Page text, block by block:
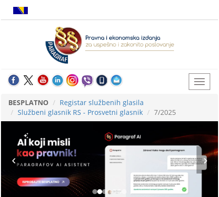
BESPLATNO
Registar službenih glasila
Službeni glasnik RS - Prosvetni glasnik
7/2025